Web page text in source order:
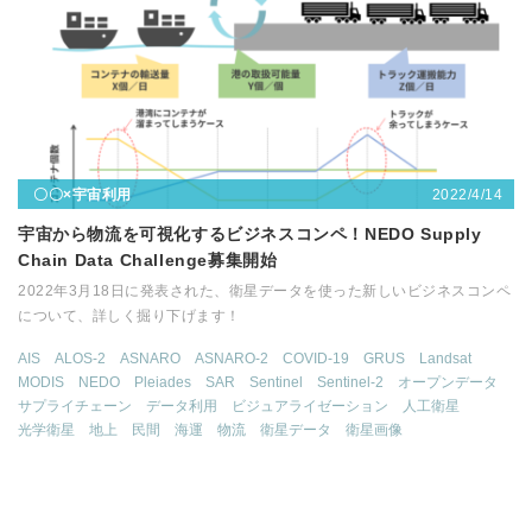
〇〇×宇宙利用 2022/4/14
宇宙から物流を可視化するビジネスコンペ！NEDO Supply
Chain Data Challenge募集開始
2022年3月18日に発表された、衛星データを使った新しいビジネスコンペ
について、詳しく掘り下げます！
AIS ALOS-2 ASNARO ASNARO-2 COVID-19 GRUS
Landsat
MODIS
NEDO Pleiades SAR Sentinel Sentinel-2
オープンデータ
サプライチェーン
データ利用 ビジュアライゼーション
人工衛星
光学衛星
地上 民間 海運 物流 衛星データ 衛星画像